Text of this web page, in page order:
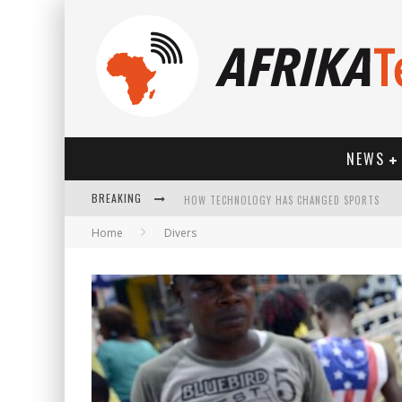
NEWS
BREAKING HOW TECHNOLOGY HAS CHANGED SPORTS
Home Divers